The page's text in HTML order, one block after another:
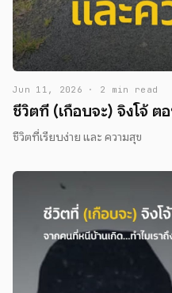
Jun 11, 2026 · 2 min read
ชีวิตที่ (เกือบจะ) จิงโจ้ ต
ชีวิตที่เรียบง่าย และ ความสุข